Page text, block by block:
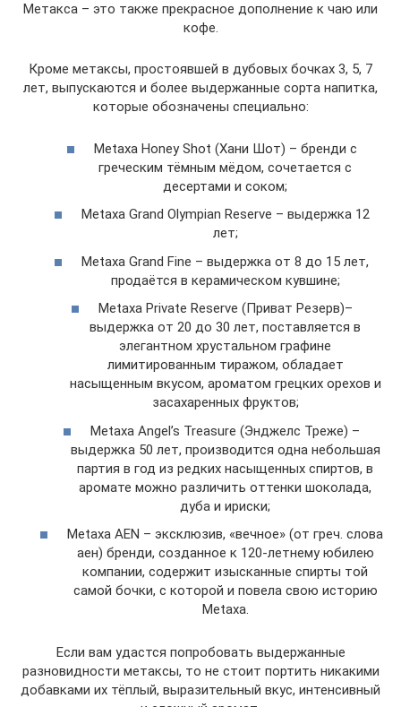
Метакса – это также прекрасное дополнение к чаю или
кофе.
Кроме метаксы, простоявшей в дубовых бочках 3, 5, 7
лет, выпускаются и более выдержанные сорта напитка,
которые обозначены специально:
Metaxa Honey Shot (Хани Шот) – бренди с
греческим тёмным мёдом, сочетается с
десертами и соком;
Metaxa Grand Olympian Reserve – выдержка 12
лет;
Metaxa Grand Fine – выдержка от 8 до 15 лет,
продаётся в керамическом кувшине;
Metaxa Private Reserve (Приват Резерв)–
выдержка от 20 до 30 лет, поставляется в
элегантном хрустальном графине
лимитированным тиражом, обладает
насыщенным вкусом, ароматом грецких орехов и
засахаренных фруктов;
Metaxa Angel’s Treasure (Энджелс Треже) –
выдержка 50 лет, производится одна небольшая
партия в год из редких насыщенных спиртов, в
аромате можно различить оттенки шоколада,
дуба и ириски;
Metaxa AEN – эксклюзив, «вечное» (от греч. слова
аен) бренди, созданное к 120-летнему юбилею
компании, содержит изысканные спирты той
самой бочки, с которой и повела свою историю
Metaxa.
Если вам удастся попробовать выдержанные
разновидности метаксы, то не стоит портить никакими
добавками их тёплый, выразительный вкус, интенсивный